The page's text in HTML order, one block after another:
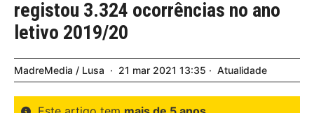
registou 3.324 ocorrências no ano
letivo 2019/20
MadreMedia / Lusa 21 mar 2021 13:35 Atualidade